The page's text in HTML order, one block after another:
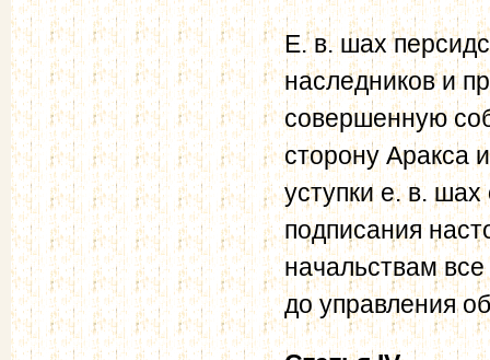
Е. в. шах
наследников и
совершенную
сторону Аракса
уступки е. в.
подписания
начальствам
до управления